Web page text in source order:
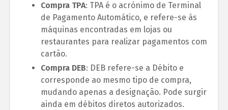
Compra TPA: TPA é o acrónimo de Terminal
de Pagamento Automático, e refere-se às
máquinas encontradas em lojas ou
restaurantes para realizar pagamentos com
cartão.
Compra DEB: DEB refere-se a Débito e
corresponde ao mesmo tipo de compra,
mudando apenas a designação. Pode surgir
ainda em débitos diretos autorizados.